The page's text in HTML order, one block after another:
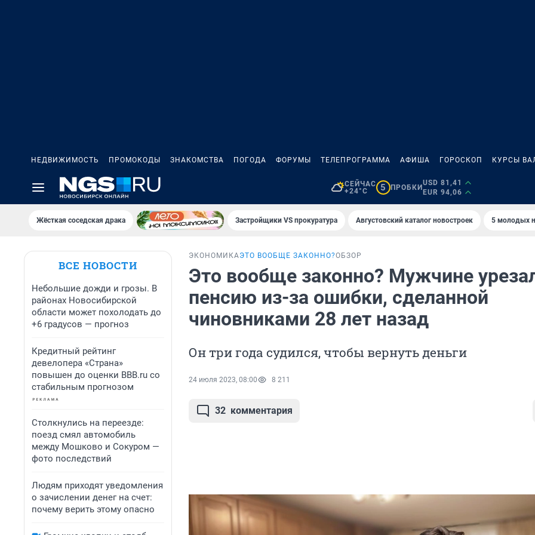
НЕДВИЖИМОСТЬ ПРОМОКОДЫ ЗНАКОМСТВА ПОГОДА ФОРУМЫ ТЕЛЕПРОГРАММА АФИША ГОРОСКОП КУРСЫ
СЕЙЧАС
+24°C
5 ПРОБКИ
USD 81,41
EUR 94,06
Жёсткая соседская драка Застройщики VS прокуратура Августовский каталог новостроек 5 молодых
ВСЕ НОВОСТИ
Небольшие дожди и грозы. В
районах Новосибирской
области может похолодать до
+6 градусов — прогноз
Кредитный рейтинг
девелопера «Страна»
повышен до оценки BBB.ru со
стабильным прогнозом
Столкнулись на переезде:
поезд смял автомобиль
между Мошково и Сокуром —
фото последствий
Людям приходят уведомления
о зачислении денег на счет:
почему верить этому опасно
ЭКОНОМИКАЭТО ВООБЩЕ ЗАКОННО?ОБЗОР
Это вообще законно? Мужчине
пенсию из-за ошибки, сделанной
чиновниками 28 лет назад
Он три года судился, чтобы вернуть деньги
24 июля 2023, 08:00 8 211
32 комментария